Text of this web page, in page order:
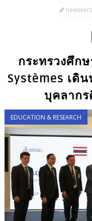
กระทรวงศึก
Systèmes เดิ
บุคลาก
EDUCATION & RESEARCH